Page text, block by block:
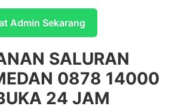
Admin Sekarang
SALURAN
0878 14000
24 JAM